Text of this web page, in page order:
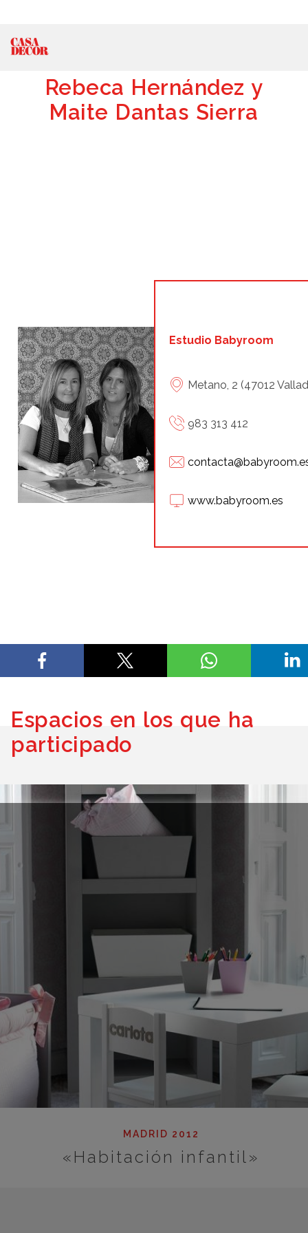
Rebeca Hernández y
Maite Dantas Sierra
Estudio Babyroom
Metano, 2 (47012
983 313 412
www.babyroom.es
Espacios en los que ha
participado
MADRID 2012
«Habitación infantil»